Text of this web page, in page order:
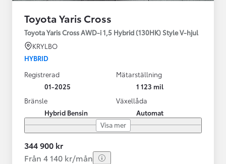
Toyota Yaris Cross
Toyota Yaris Cross AWD-i 1,5 Hybrid (130HK) Style V-hjul
KRYLBO
HYBRID
Registrerad
01-2025
Mätarställning
1 123 mil
Bränsle
Hybrid Bensin
Växellåda
Automat
Visa mer
344 900 kr
Från 4 140 kr/mån